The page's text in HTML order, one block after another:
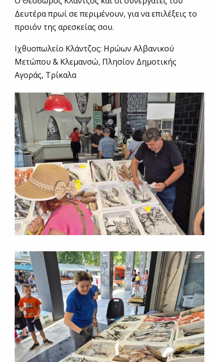
Δευτέρα πρωί σε περιμένουν, για να επιλέξεις το
προιόν της αρεσκείας σου.
Ιχθυοπωλείο Κλάντζος: Ηρώων Αλβανικού
Μετώπου & Κλεμανσώ, Πλησίον Δημοτικής
Αγοράς, Τρίκαλα